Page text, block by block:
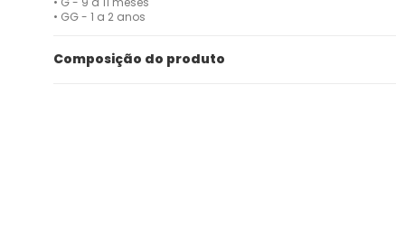
• GG - 1 a 2 anos
Composição do produto